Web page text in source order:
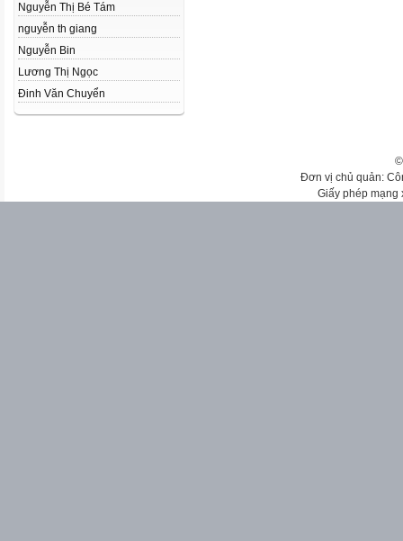
Nguyễn Thị Bé Tám
nguyễn th giang
Nguyễn Bin
Lương Thị Ngọc
Đinh Văn Chuyển
Đơn vị chủ quản:
Giấy phép mạng